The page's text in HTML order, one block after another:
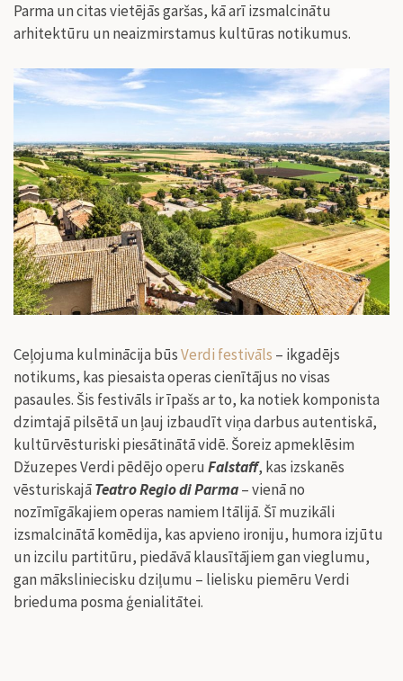
Parma un citas vietējās garšas, kā arī izsmalcinātu
arhitektūru un neaizmirstamus kultūras notikumus.
Ceļojuma kulminācija būsVerdi festivāls – ikgadējs
notikums, kas piesaista operas cienītājus no visas
pasaules. Šis festivāls ir īpašs ar to, ka notiek komponista
dzimtajā pilsētā un ļauj izbaudīt viņa darbus autentiskā,
kultūrvēsturiski piesātinātā vidē. Šoreiz apmeklēsim
Džuzepes Verdi pēdējo operuFalstaff, kas izskanēs
vēsturiskajāTeatro Regio di Parma– vienā no
nozīmīgākajiem operas namiem Itālijā. Šī muzikāli
izsmalcinātā komēdija, kas apvieno ironiju, humora izjūtu
un izcilu partitūru, piedāvā klausītājiem gan vieglumu,
gan māksliniecisku dziļumu – lielisku piemēru Verdi
brieduma posma ģenialitātei.